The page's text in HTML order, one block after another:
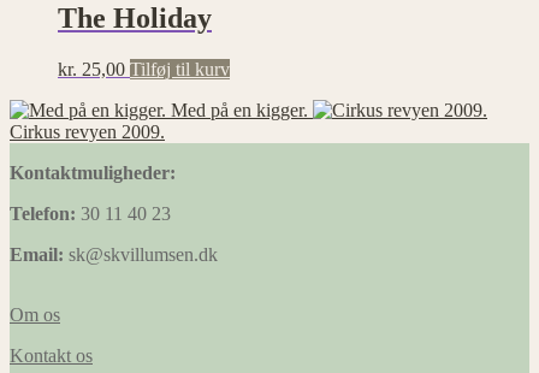
The Holiday
kr. 25,00 Tilføj til kurv
Med på en kigger.
Cirkus revyen 2009.
Kontaktmuligheder:
Telefon: 30 11 40 23
Email: sk@skvillumsen.dk
Om os
Kontakt os
med at
hvordan de
interagerer
med
ved at
rapportere
anonymt.
Præference